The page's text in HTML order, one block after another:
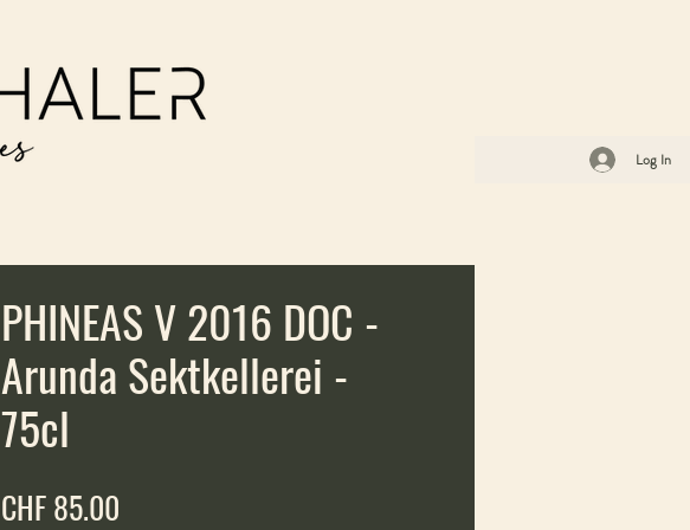
Log In
PHINEAS V 2016 DOC -
Arunda Sektkellerei -
75cl
CHF 85.00